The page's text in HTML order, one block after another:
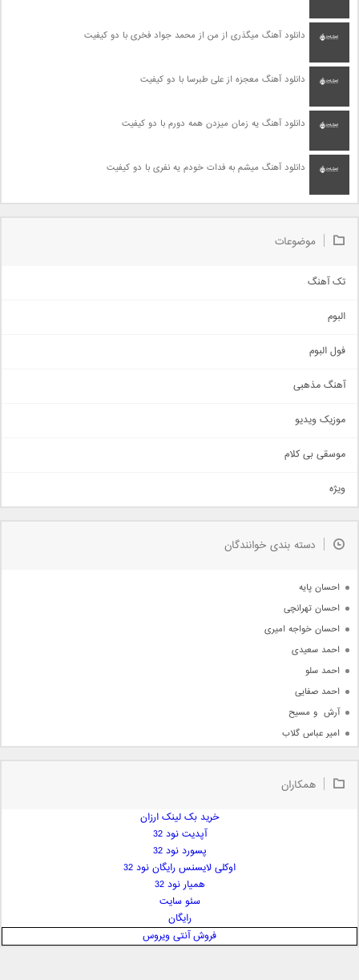
دانلود آهنگ میگذری از من از محمد جواد فخری با دو کیفیت
دانلود آهنگ معجزه از علی طبرسا با دو کیفیت
دانلود آهنگ یه زمان میزدن همه دورم با دو کیفیت
دانلود آهنگ میشم به فدات خودم یه نفری با دو کیفیت
موضوعات
تک آهنگ
اجتماعی
حماسی
سنتی
اهنگ بندرعباسی
دمو
مذهبی
جدیدترین ها
البوم
فول البوم
آهنگ مذهبی
موزیک ویدیو
موسقی بی کلام
ویژه
دسته بندی خوانندگان
احسان پایه
احسان تهرانچی
احسان خواجه امیری
احمد سعیدی
احمد سلو
احمد صفایی
آرش  و مسیح
امیر عباس گلاب
امیر علی
ایمان غلامی
همکاران
خرید بک لینک ارزان
آپدیت نود 32
پسورد نود 32
اوکلی لایسنس رایگان نود 32
همیار نود 32
سئو سایت
رایگان
فروش آنتی ویروس